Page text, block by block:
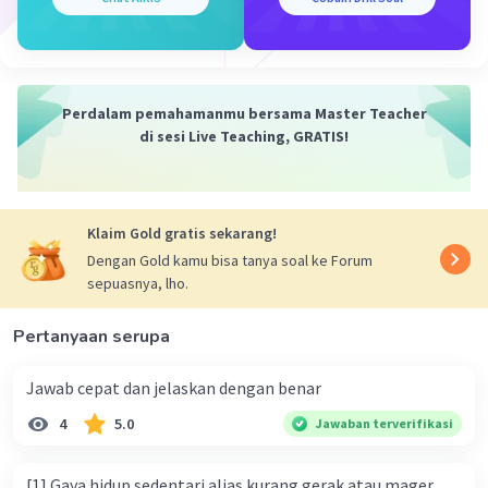
Perdalam pemahamanmu bersama Master Teacher
di sesi Live Teaching, GRATIS!
Klaim Gold gratis sekarang!
Dengan Gold kamu bisa tanya soal ke Forum
sepuasnya, lho.
Pertanyaan serupa
Jawab cepat dan jelaskan dengan benar
4 5.0 Jawaban terverifikasi